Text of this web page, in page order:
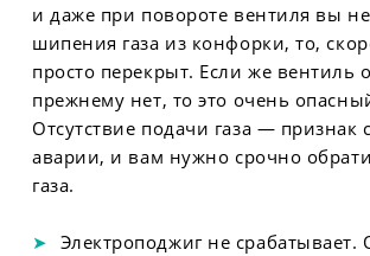
и даже при повороте вентиля вы
шипения газа из конфорки, то,
просто перекрыт. Если же вентиль
прежнему нет, то это очень
Отсутствие подачи газа — признак
аварии, и вам нужно срочно
газа.
Электроподжиг не срабатывает.